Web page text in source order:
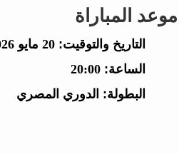
موعد المباراة
التاريخ والتوقيت: 20 مايو 2026
الساعة: 20:00
البطولة: الدوري المصري